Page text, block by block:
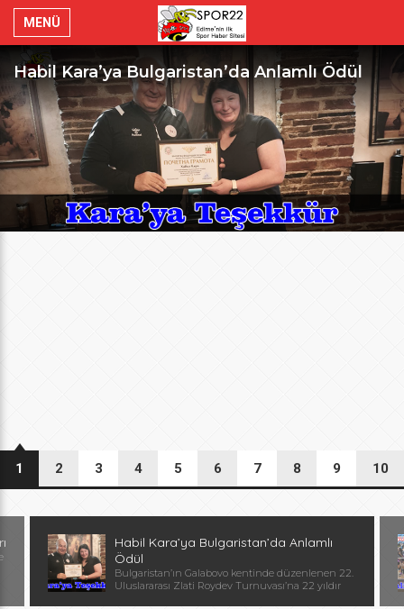
MENÜ
Habil Kara’ya Bulgaristan’da Anlamlı Ödül
1 2 3 4 5 6 7 8 9 10
Habil Kara’ya Bulgaristan’da Anlamlı
Ödül
Bulgaristan’ın Galabovo kentinde düzenlenen 22.
Uluslararası Zlati Roydev Turnuvası’na 22 yıldır